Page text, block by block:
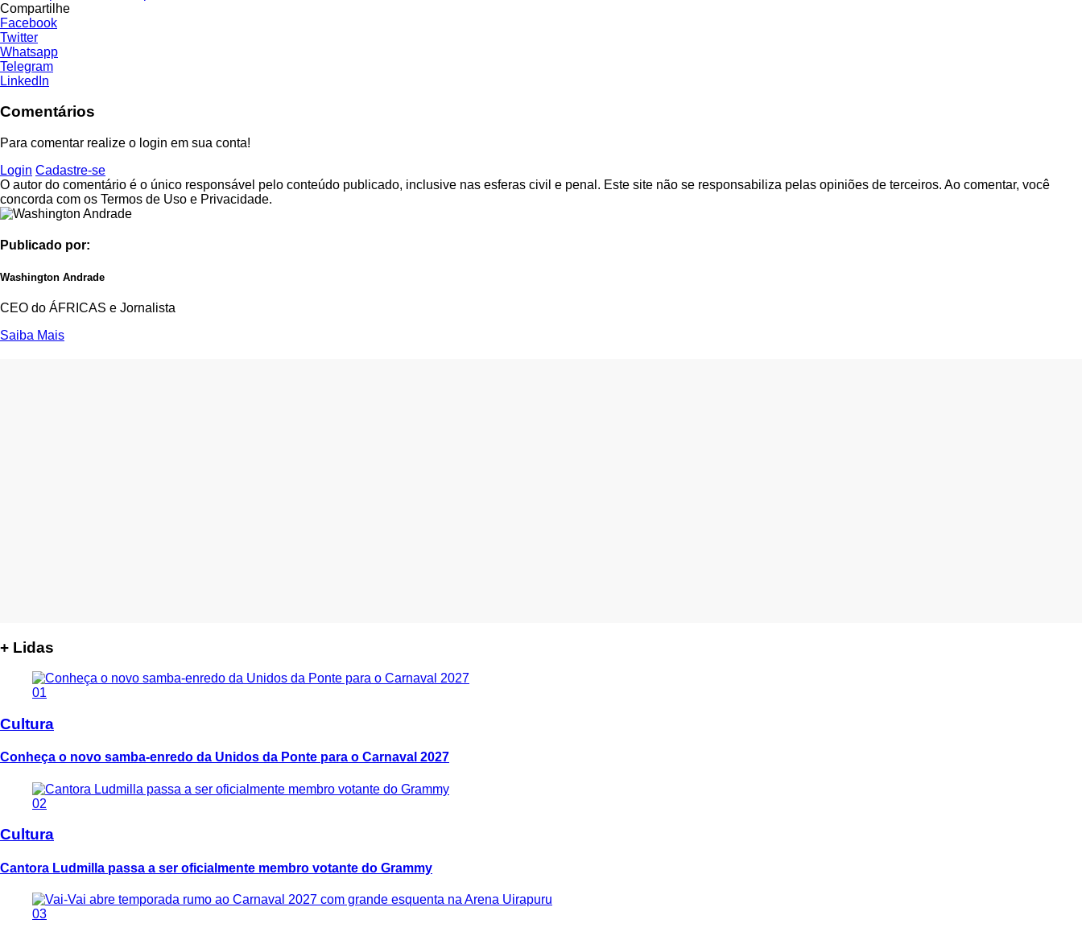
Compartilhe
Facebook
Twitter
Whatsapp
Telegram
LinkedIn
Comentários
Para comentar realize o login em sua conta!
Login Cadastre-se
O autor do comentário é o único responsável pelo conteúdo publicado, inclusive nas esferas civil e penal. Este site não se responsabiliza pelas opiniões de terceiros. Ao comentar, você
concorda com os Termos de Uso e Privacidade.
Publicado por:
Washington Andrade
CEO do ÁFRICAS e Jornalista
Saiba Mais
+ Lidas
01
Cultura
Conheça o novo samba-enredo da Unidos da Ponte para o Carnaval 2027
02
Cultura
Cantora Ludmilla passa a ser oficialmente membro votante do Grammy
03